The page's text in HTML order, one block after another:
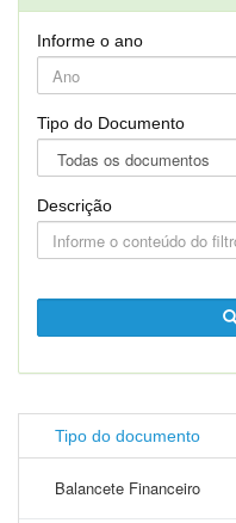
Informe o ano
Tipo do Documento
Descrição
Tipo do documento
Balancete Financeiro